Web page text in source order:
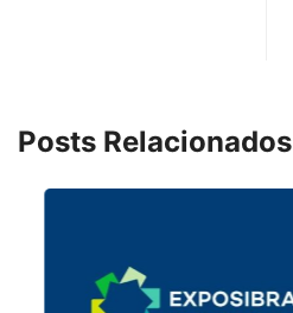
Posts Relacionados